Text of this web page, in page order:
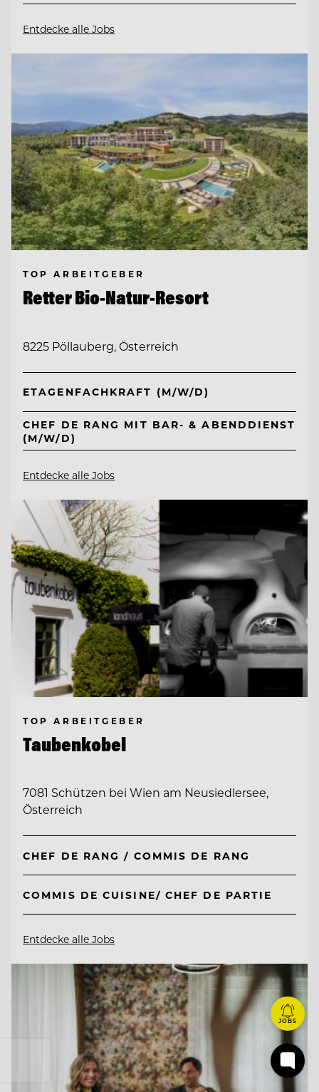
Entdecke alle Jobs
TOP ARBEITGEBER
Retter Bio-Natur-Resort
8225 Pöllauberg, Österreich
ETAGENFACHKRAFT (M/W/D)
CHEF DE RANG MIT BAR- & ABENDDIENST
(M/W/D)
Entdecke alle Jobs
TOP ARBEITGEBER
Taubenkobel
7081 Schützen bei Wien am Neusiedlersee,
Österreich
CHEF DE RANG / COMMIS DE RANG
COMMIS DE CUISINE/ CHEF DE PARTIE
Entdecke alle Jobs
JOBS